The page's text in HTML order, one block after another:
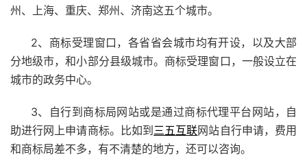
州、上海、重庆、郑州、济南这五个城市。
2、商标受理窗口，各省省会城市均有开设，以及大部
分地级市，和小部分县级城市。商标受理窗口，一般设立在
城市的政务中心。
3、自行到商标局网站或是通过商标代理平台网站，自
助进行网上申请商标。比如到 三五互联网站自行申请，费用
和商标局差不多，有不清楚的地方，还可以咨询。